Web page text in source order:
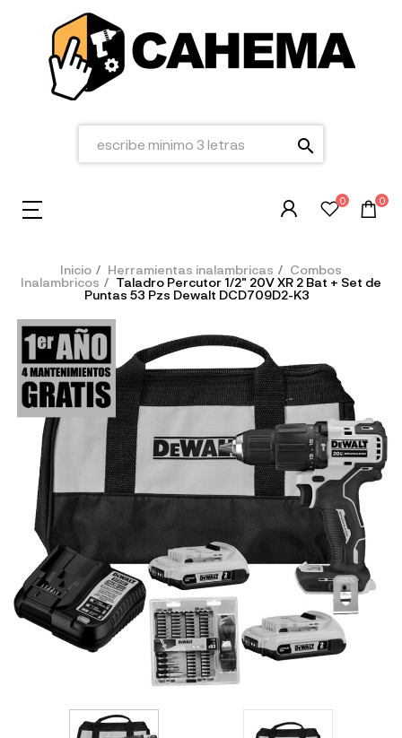
search
0 0
Inicio Herramientas inalambricas
Combos
Inalambricos
Taladro Percutor 1/2" 20V XR 2 Bat + Set de
Puntas 53 Pzs Dewalt DCD709D2-K3